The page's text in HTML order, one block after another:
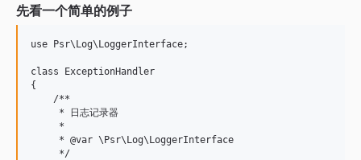
先看一个简单的例子
use Psr\Log\LoggerInterface;
class ExceptionHandler
{
    /**
     * 日志记录器
     *
     * @var \Psr\Log\LoggerInterface
     */